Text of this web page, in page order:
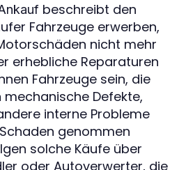
beschreibt den
Fahrzeuge erwerben,
nicht mehr
erhebliche Reparaturen
Fahrzeuge sein, die
mechanische Defekte,
interne Probleme
genommen
solche Käufe über
oder Autoverwerter, die